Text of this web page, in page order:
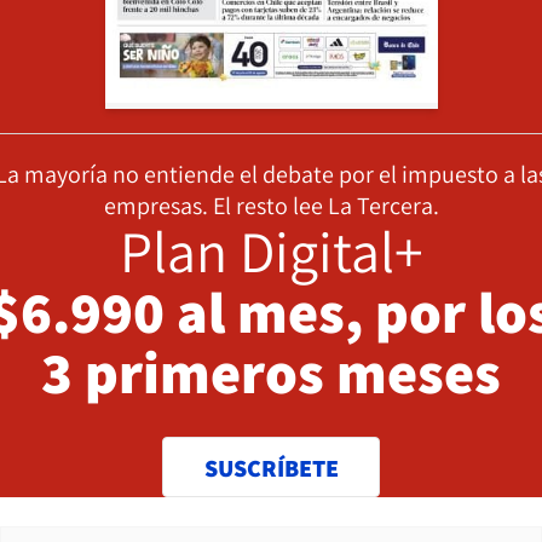
mayoría no entiende el debate por el impuesto a
empresas. El resto lee La Tercera.
Plan Digital+
al mes, por
3 primeros meses
SUSCRÍBETE